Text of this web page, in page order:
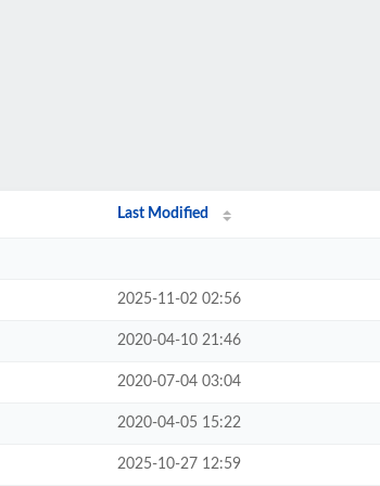
Last Modified
2025-11-02 02:56
2020-04-10 21:46
2020-07-04 03:04
2020-04-05 15:22
2025-10-27 12:59